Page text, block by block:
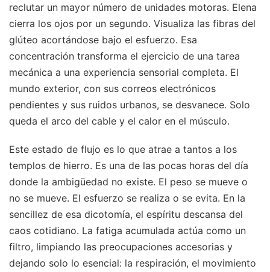
reclutar un mayor número de unidades motoras. Elena
cierra los ojos por un segundo. Visualiza las fibras del
glúteo acortándose bajo el esfuerzo. Esa
concentración transforma el ejercicio de una tarea
mecánica a una experiencia sensorial completa. El
mundo exterior, con sus correos electrónicos
pendientes y sus ruidos urbanos, se desvanece. Solo
queda el arco del cable y el calor en el músculo.
Este estado de flujo es lo que atrae a tantos a los
templos de hierro. Es una de las pocas horas del día
donde la ambigüedad no existe. El peso se mueve o
no se mueve. El esfuerzo se realiza o se evita. En la
sencillez de esa dicotomía, el espíritu descansa del
caos cotidiano. La fatiga acumulada actúa como un
filtro, limpiando las preocupaciones accesorias y
dejando solo lo esencial: la respiración, el movimiento